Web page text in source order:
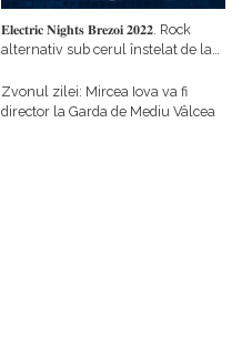
𝐄𝐥𝐞𝐜𝐭𝐫𝐢𝐜 𝐍𝐢𝐠𝐡𝐭𝐬 𝐁𝐫𝐞𝐳𝐨𝐢 𝟐𝟎𝟐𝟐. Rock
alternativ sub cerul înstelat de la
Zvonul zilei: Mircea Iova va fi
director la Garda de Mediu Vâlcea